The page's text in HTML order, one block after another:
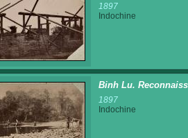
1897
Indochine
Binh Lu.
1897
Indochine